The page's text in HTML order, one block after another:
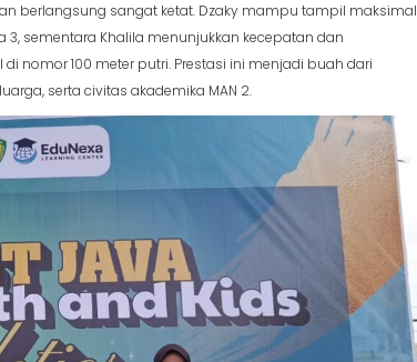
berlangsung sangat ketat. Dzaky mampu tampil maksimal
sementara Khalila menunjukkan kecepatan dan
nomor 100 meter putri. Prestasi ini menjadi buah dari
serta civitas akademika MAN 2.